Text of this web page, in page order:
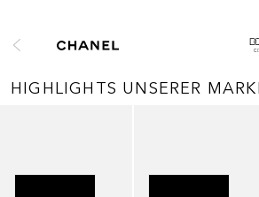
HIGHLIGHTS UNSERER